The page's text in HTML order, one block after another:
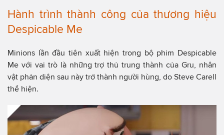
Hành trình thành công của thương hiệu
Despicable Me
Minions lần đầu tiên xuất hiện trong bộ phim Despicable
Me với vai trò là những trợ thủ trung thành của Gru, nhân
vật phản diện sau này trở thành người hùng, do Steve Carell
thể hiện.